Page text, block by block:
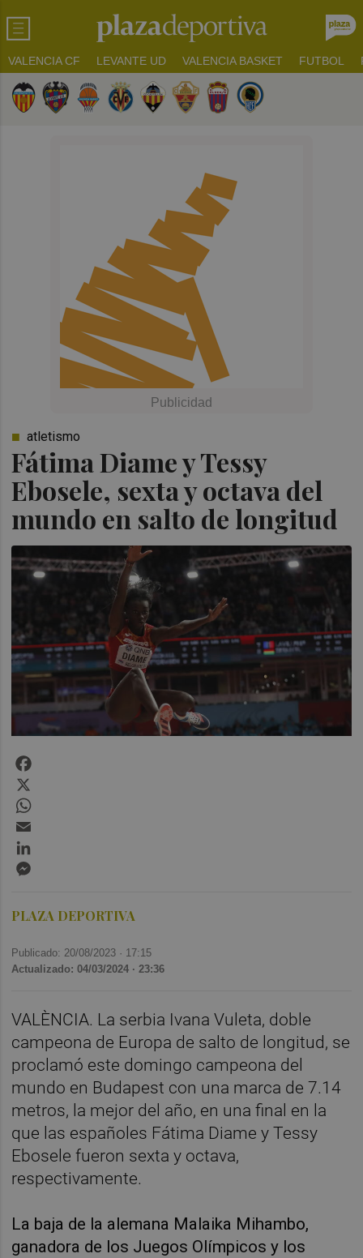
VALENCIA CF LEVANTE UD VALENCIA BASKET FUTBOL
Fátima Diame y Tessy
Ebosele, sexta y octava del
mundo en salto de longitud
atletismo
PLAZA DEPORTIVA
Publicado: 20/08/2023 · 17:15
Actualizado: 04/03/2024 · 23:36
VALÈNCIA. La serbia Ivana Vuleta, doble
campeona de Europa de salto de longitud, se
proclamó este domingo campeona del
mundo en Budapest con una marca de 7.14
metros, la mejor del año, en una final en la
que las españoles Fátima Diame y Tessy
Ebosele fueron sexta y octava,
respectivamente.
La baja de la alemana Malaika Mihambo,
ganadora de los Juegos Olímpicos y los